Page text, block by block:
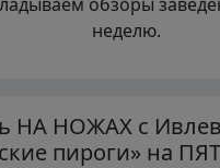
неделю.
НА НОЖАХ с
пироги» на